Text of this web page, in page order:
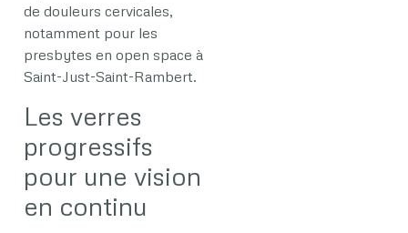
de douleurs cervicales,
notamment pour les
presbytes en open space à
Saint-Just-Saint-Rambert.
Les verres
progressifs
pour une vision
en continu